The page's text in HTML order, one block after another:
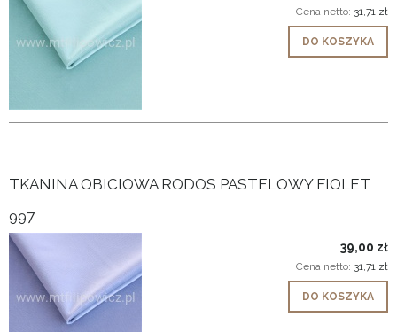
Cena netto: 31,71 zł
DO KOSZYKA
TKANINA OBICIOWA RODOS PASTELOWY FIOLET
997
39,00 zł
Cena netto: 31,71 zł
DO KOSZYKA